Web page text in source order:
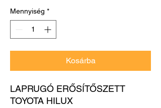
Mennyiség *
Kosárba
LAPRUGÓ ERŐSÍTŐSZETT
TOYOTA HILUX